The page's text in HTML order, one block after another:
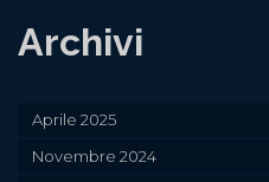
Archivi
Aprile 2025
Novembre 2024